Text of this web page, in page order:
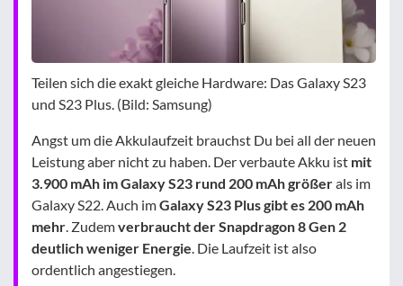
Teilen sich die exakt gleiche Hardware: Das Galaxy S23
und S23 Plus. (Bild: Samsung)
Angst um die Akkulaufzeit brauchst Du bei all der neuen
Leistung aber nicht zu haben. Der verbaute Akku ist mit
3.900 mAh im Galaxy S23 rund 200 mAh größerals im
Galaxy S22. Auch imGalaxy S23 Plus gibt es 200 mAh
mehr. Zudemverbraucht der Snapdragon 8 Gen 2
deutlich weniger Energie. Die Laufzeit ist also
ordentlich angestiegen.